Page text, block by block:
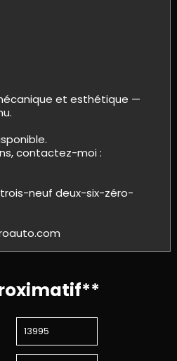
et esthétique —
contactez-moi :
neuf deux-six-zéro-